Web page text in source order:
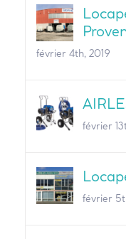
février 4th, 2019
février
février